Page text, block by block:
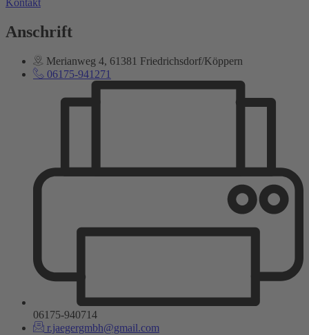
Anschrift
Merianweg 4, 61381 Friedrichsdorf/Köppern
06175-941271
06175-940714
r.jaegergmbh@gmail.com